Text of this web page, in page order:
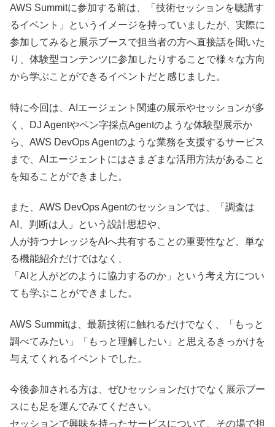
AWS Summitに参加する前は、「技術セッションを聴講す
るイベント」というイメージを持っていましたが、実際に
参加してみると展示ブースで担当者の方へ直接話を聞いた
り、体験型コンテンツに参加したりすることで様々な方向
から学ぶことができるイベントだと感じました。
特に今回は、AIエージェント関連の展示やセッションが多
く、DJ Agentやペン字採点Agentのような体験型展示か
ら、AWS DevOps Agentのような業務を支援するサービス
まで、AIエージェントにはさまざまな活用方法があること
を知ることができました。
また、AWS DevOps Agentのセッションでは、「調査は
AI、判断は人」という設計思想や、
人が持つナレッジをAIへ共有することの重要性など、単な
る機能紹介だけではなく、
「AIと人がどのように協力するのか」という考え方につい
ても学ぶことができました。
AWS Summitは、最新技術に触れるだけでなく、「もっと
調べてみたい」「もっと理解したい」と思えるきっかけを
与えてくれるイベントでした。
今後参加される方は、ぜひセッションだけでなく展示ブー
スにも足を運んでみてください。
セッションで興味を持ったサービスについて、その場で担